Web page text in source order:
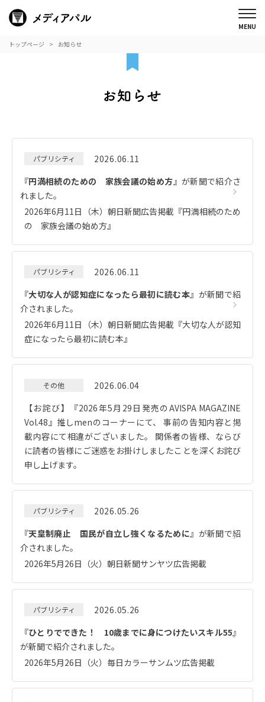
トップページ お知らせ
パブリシティ
2026.06.11
『円満相続のための 家族会議の始め方』が新聞で紹介さ
れました。
2026年6月11日（木）朝日新聞広告掲載『円満相続のため
の 家族会議の始め方』
パブリシティ
2026.06.11
『大切な人が認知症になったら最初に読む本』が新聞で紹
介されました。
2026年6月11日（木）朝日新聞広告掲載『大切な人が認知
症になったら最初に読む本』
その他
2026.06.04
【お詫び】『2026年5月29日発売のAVISPA MAGAZINE
Vol.48』推しmenのコーナーにて、 事前の告知内容と掲
載内容にて相違がございました。 関係者の皆様、ならび
に読者の皆様にご迷惑をお掛けしましたことを深くお詫び
申し上げます。
パブリシティ
2026.05.26
『天皇制廃止 国民が自立し強くなるために 』が新聞で紹
介されました。
2026年5月26日（火）朝日新聞サンヤツ広告掲載
パブリシティ
2026.05.26
『ひとりでできた！ 10歳までに身につけたいスキル55』
が新聞で紹介されました。
2026年5月26日（火）毎日カラーサンムツ広告掲載